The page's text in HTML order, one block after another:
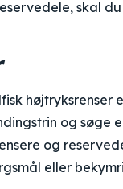
skal
og søge
og
eller